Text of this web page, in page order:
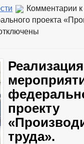
Комментарии
проекта
Реализация
проекту
труда».